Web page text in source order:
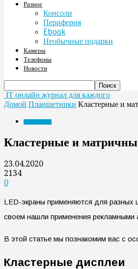
Разное
Консоли
Периферия
Ebook
Необычные подарки
Камеры
Телефоны
Новости
IT онлайн журнал для каждого
Домой Планшетники Кластерные и
Кластерные и
23.04.2020
2134
0
LED-экраны применяются для
своем нашли применения рекламными
В этой статье мы познакомим вас с
Кластерные дисплеи